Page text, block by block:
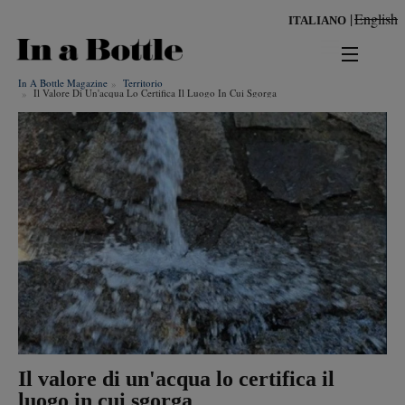
contenuto
ITALIANO English
Risultati per
territorio
benessere
ambiente
cultura
persone
In A Bottle Magazine Territorio
Il Valore Di Un'acqua Lo Certifica Il Luogo In Cui Sgorga
Il valore di un'acqua lo certifica il
luogo in cui sgorga